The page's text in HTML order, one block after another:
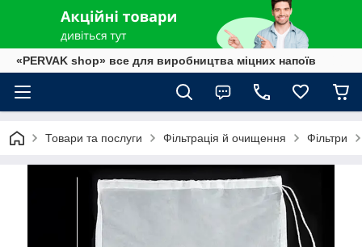
«PERVAK shop» все для виробництва міцних напоїв
Товари та послуги Фільтрація й очищення Фільтри